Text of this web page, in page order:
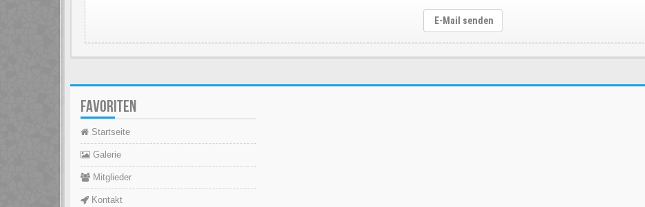
E-Mail senden
FAVORITEN
Startseite
Galerie
Mitglieder
Kontakt